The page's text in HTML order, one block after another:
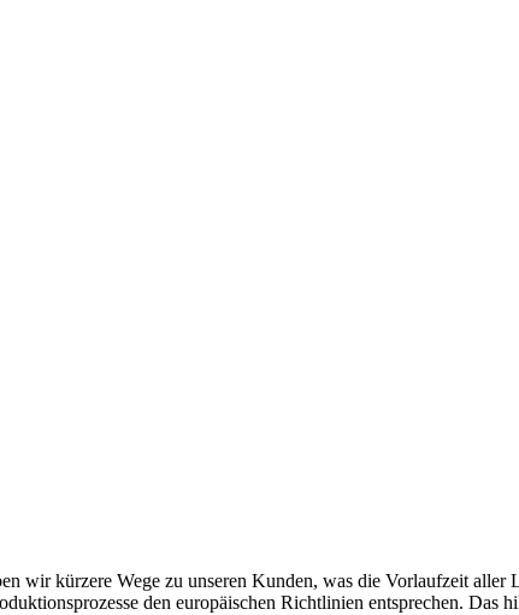
wir kürzere Wege zu unseren Kunden, was die Vorlaufzeit
den europäischen Richtlinien entsprechen. Das